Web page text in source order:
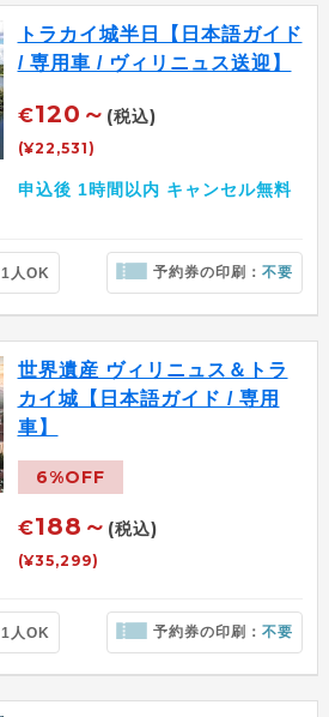
トラカイ城半日【日本語ガイド
/ 専用車 / ヴィリニュス送迎】
€120～ (税込)
(¥22,531)
申込後 1時間以内 キャンセル無料
1人OK 予約券の印刷：不要
世界遺産 ヴィリニュス＆トラ
カイ城【日本語ガイド / 専用
車】
6%OFF
€188～ (税込)
(¥35,299)
1人OK 予約券の印刷：不要